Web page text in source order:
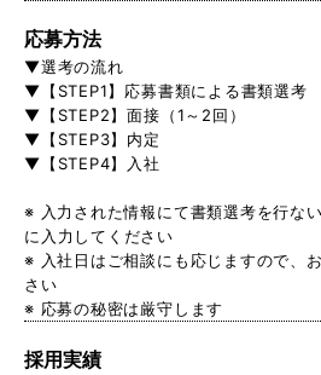
応募方法
▼選考の流れ
▼【STEP1】応募書類による書類選考
▼【STEP2】面接（1～2回）
▼【STEP3】内定
▼【STEP4】入社
※ 入力された情報にて書類選考を行な
に入力してください
※ 入社日はご相談にも応じますので、
さい
※ 応募の秘密は厳守します
採用実績